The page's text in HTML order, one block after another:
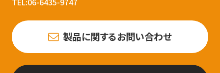
製品に関するお問い合わせ